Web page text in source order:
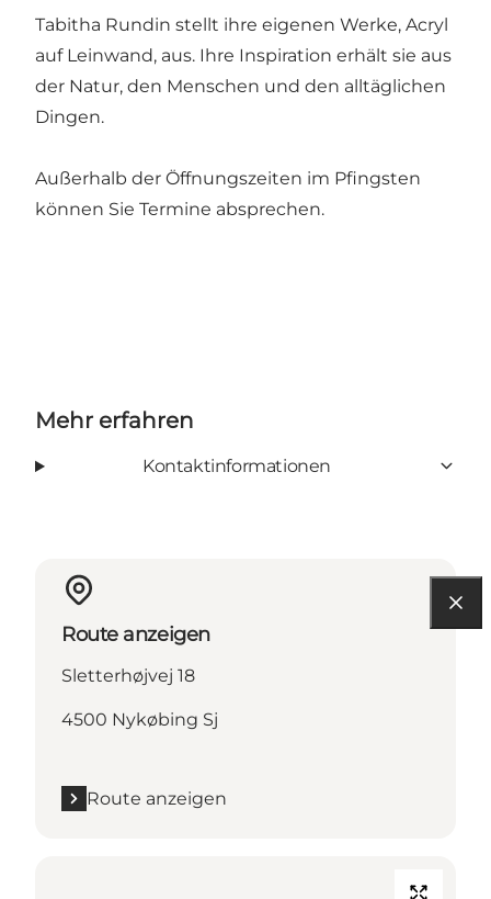
Tabitha Rundin stellt ihre eigenen Werke, Acryl
auf Leinwand, aus. Ihre Inspiration erhält sie aus
der Natur, den Menschen und den alltäglichen
Dingen.
Außerhalb der Öffnungszeiten im Pfingsten
können Sie Termine absprechen.
Mehr erfahren
Kontaktinformationen
Route anzeigen
Sletterhøjvej 18
4500 Nykøbing Sj
Route anzeigen